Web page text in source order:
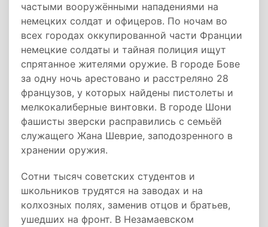
частыми вооружёнными нападениями на
немецких солдат и офицеров. По ночам во
всех городах оккупированной части Франции
немецкие солдаты и тайная полиция ищут
спрятанное жителями оружие. В городе Бове
за одну ночь арестовано и расстреляно 28
французов, у которых найдены пистолеты и
мелкокалиберные винтовки. В городе Шони
фашисты зверски расправились с семьёй
служащего Жана Шеврие, заподозренного в
хранении оружия.
Сотни тысяч советских студентов и
школьников трудятся на заводах и на
колхозных полях, заменив отцов и братьев,
ушедших на фронт. В Незамаевском